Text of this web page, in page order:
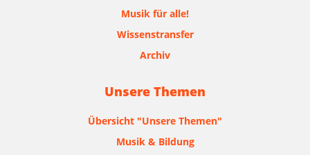
Musik für alle!
Wissenstransfer
Archiv
Unsere Themen
Übersicht "Unsere Themen"
Musik & Bildung